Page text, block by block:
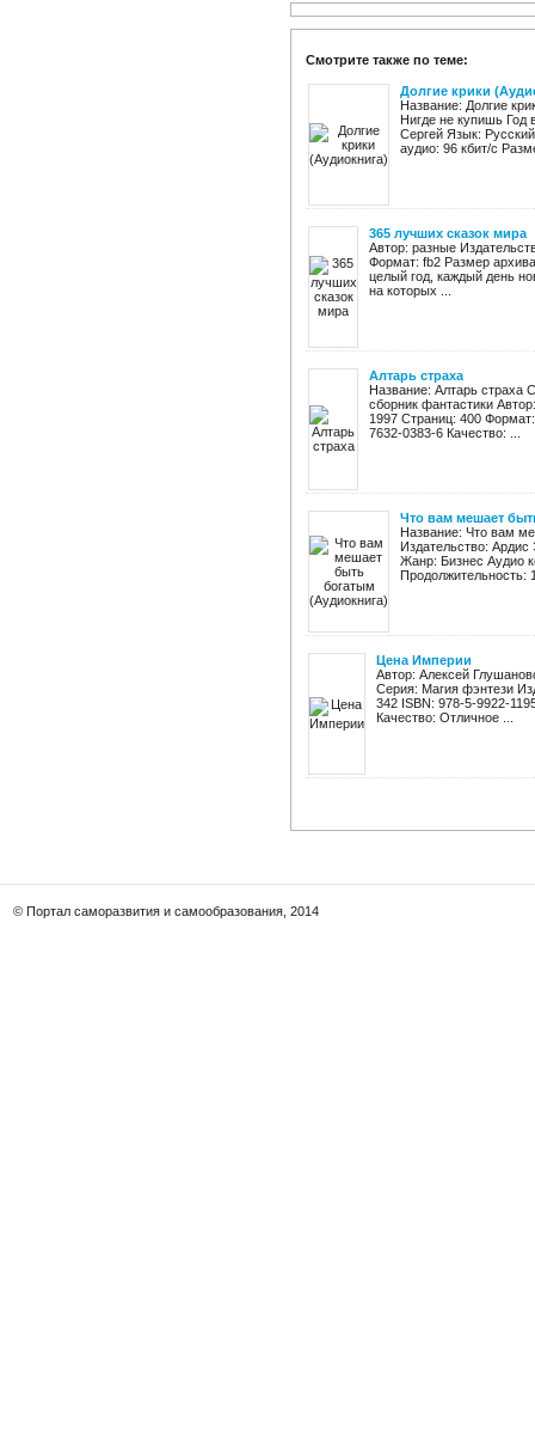
Смотрите также по теме:
Долгие крики
Название: Долгие
Нигде не купишь Год
Сергей Язык:
аудио: 96 кбит/c
365 лучших сказок мира
Автор: разные
Формат: fb2 Размер
целый год, каждый день
на которых ...
Алтарь страха
Название: Алтарь страха
сборник фантастики
1997 Страниц: 400
7632-0383-6 Качество: ...
Что вам мешает
Название: Что вам
Издательство: Ардис
Жанр: Бизнес Аудио
Продолжительность:
Цена Империи
Автор: Алексей
Серия: Магия фэнтези
342 ISBN: 978-5-9922-
Качество: Отличное ...
© Портал саморазвития и самообразования, 2014